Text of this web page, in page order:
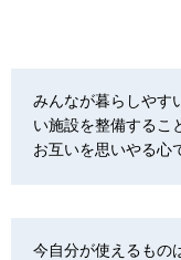
みんなが暮らしやす
い施設を整備するこ
お互いを思いやる心
今自分が使えるもの